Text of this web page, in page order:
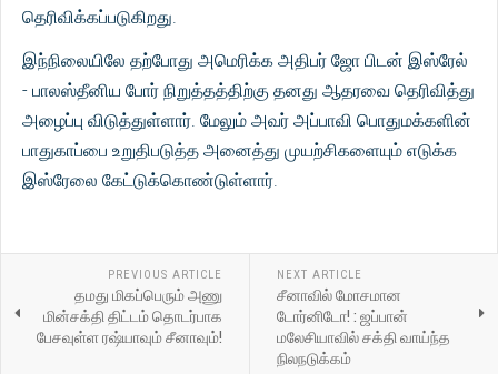
தெரிவிக்கப்படுகிறது.
இந்நிலையிலே தற்போது அமெரிக்க அதிபர் ஜோ பிடன் இஸ்ரேல்
- பாலஸ்தீனிய போர் நிறுத்தத்திற்கு தனது ஆதரவை தெரிவித்து
அழைப்பு விடுத்துள்ளார். மேலும் அவர் அப்பாவி பொதுமக்களின்
பாதுகாப்பை உறுதிபடுத்த அனைத்து முயற்சிகளையும் எடுக்க
இஸ்ரேலை கேட்டுக்கொண்டுள்ளார்.
PREVIOUS ARTICLE
தமது மிகப்பெரும் அணு
மின்சக்தி திட்டம் தொடர்பாக
பேசவுள்ள ரஷ்யாவும் சீனாவும்!
NEXT ARTICLE
சீனாவில் மோசமான
டோர்னிடோ! : ஜப்பான்
மலேசியாவில் சக்தி வாய்ந்த
நிலநடுக்கம்